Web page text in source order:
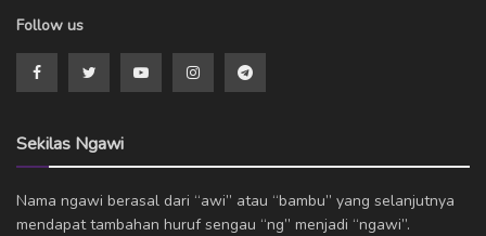
Follow us
Sekilas Ngawi
Nama ngawi berasal dari “awi” atau “bambu” yang selanjutnya
mendapat tambahan huruf sengau “ng” menjadi “ngawi”.